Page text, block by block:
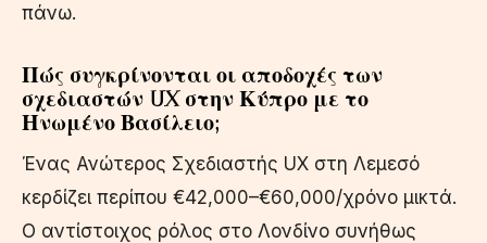
πάνω.
Πώς συγκρίνονται οι αποδοχές των
σχεδιαστών UX στην Κύπρο με το
Ηνωμένο Βασίλειο;
Ένας Ανώτερος Σχεδιαστής UX στη Λεμεσό
κερδίζει περίπου €42,000–€60,000/χρόνο μικτά.
Ο αντίστοιχος ρόλος στο Λονδίνο συνήθως